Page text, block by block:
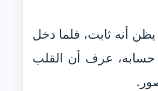
أنه ثابت، فلما دخل
حسابه، عرف أن القلب